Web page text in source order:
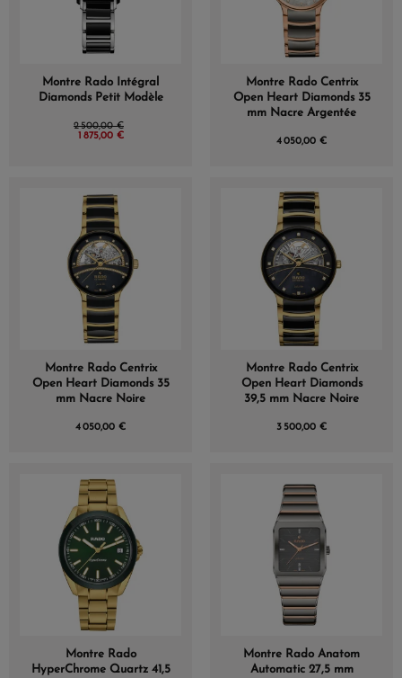
Montre Rado Intégral
Diamonds Petit Modèle
2 500,00 €
1 875,00 €
Montre Rado Centrix
Open Heart Diamonds 35
mm Nacre Argentée
4 050,00 €
Montre Rado Centrix
Open Heart Diamonds 35
mm Nacre Noire
4 050,00 €
Montre Rado Centrix
Open Heart Diamonds
39,5 mm Nacre Noire
3 500,00 €
Montre Rado
HyperChrome Quartz 41,5
Montre Rado Anatom
Automatic 27,5 mm